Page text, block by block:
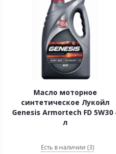
Масло моторное
синтетическое Лукойл
Genesis Armortech FD 5W30
л
Есть в наличии (3)